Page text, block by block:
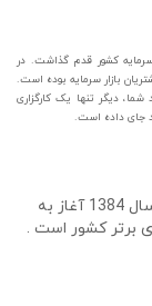
به بازار سرمایه کشور قدم گذاشت. در
بازار سرمایه بوده است.
شما، دیگر تنها یک کارگزاری
جای داده است.
کارگزاری آگاه به عنوان اولین شرکت گروه آکاه در سال 1384 آغاز به
برتر کشور است .